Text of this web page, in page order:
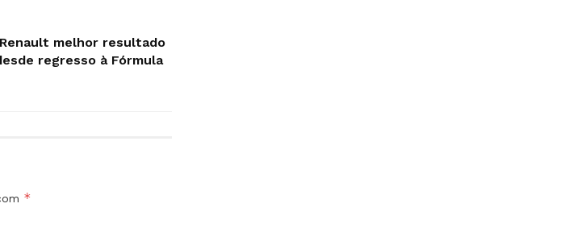
melhor resultado
regresso à Fórmula
*